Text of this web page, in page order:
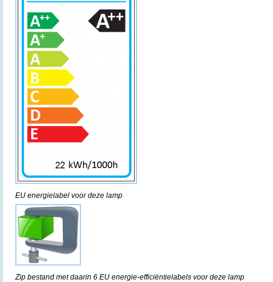
EU energielabel voor deze lamp
Zip bestand met daarin 6 EU energie-efficiëntielabels voor deze lamp